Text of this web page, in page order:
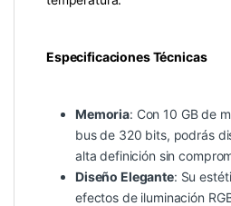
Especificaciones Técnicas
Memoria: Con 10 GB de
bus de 320 bits, podrás
alta definición sin
Diseño Elegante: Su
efectos de iluminación